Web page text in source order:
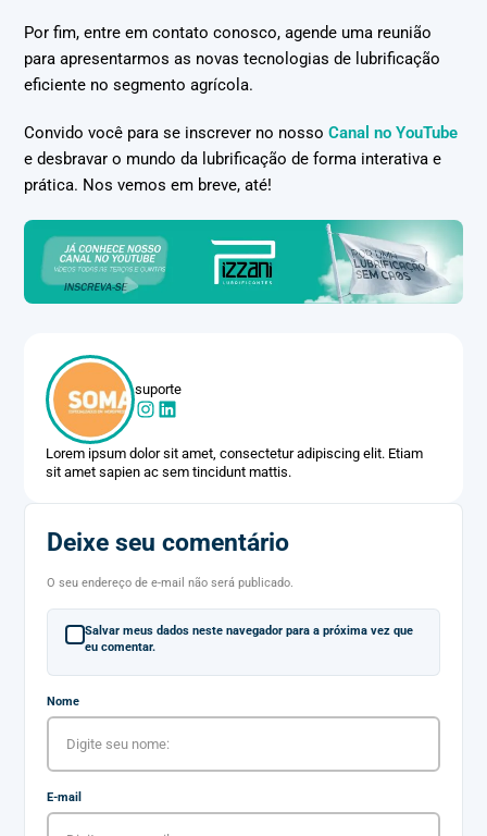
Por fim, entre em contato conosco, agende uma reunião
para apresentarmos as novas tecnologias de lubrificação
eficiente no segmento agrícola.
Convido você para se inscrever no nossoCanal no YouTube
e desbravar o mundo da lubrificação de forma interativa e
prática. Nos vemos em breve, até!
suporte
Lorem ipsum dolor sit amet, consectetur adipiscing elit. Etiam
sit amet sapien ac sem tincidunt mattis.
Deixe seu comentário
O seu endereço de e-mail não será publicado.
Salvar meus dados neste navegador para a próxima vez que
eu comentar.
Nome
E-mail